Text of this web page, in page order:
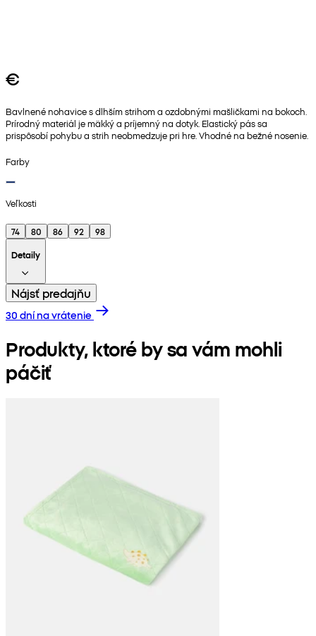
€
Bavlnené nohavice s dlhším strihom a ozdobnými mašličkami na bokoch.
Prírodný materiál je mäkký a príjemný na dotyk. Elastický pás sa
prispôsobí pohybu a strih neobmedzuje pri hre. Vhodné na bežné nosenie.
Farby
Veľkosti
74 80 86 92
98
Detaily
Nájsť predajňu
30 dní na vrátenie
Produkty, ktoré by sa vám mohli
páčiť